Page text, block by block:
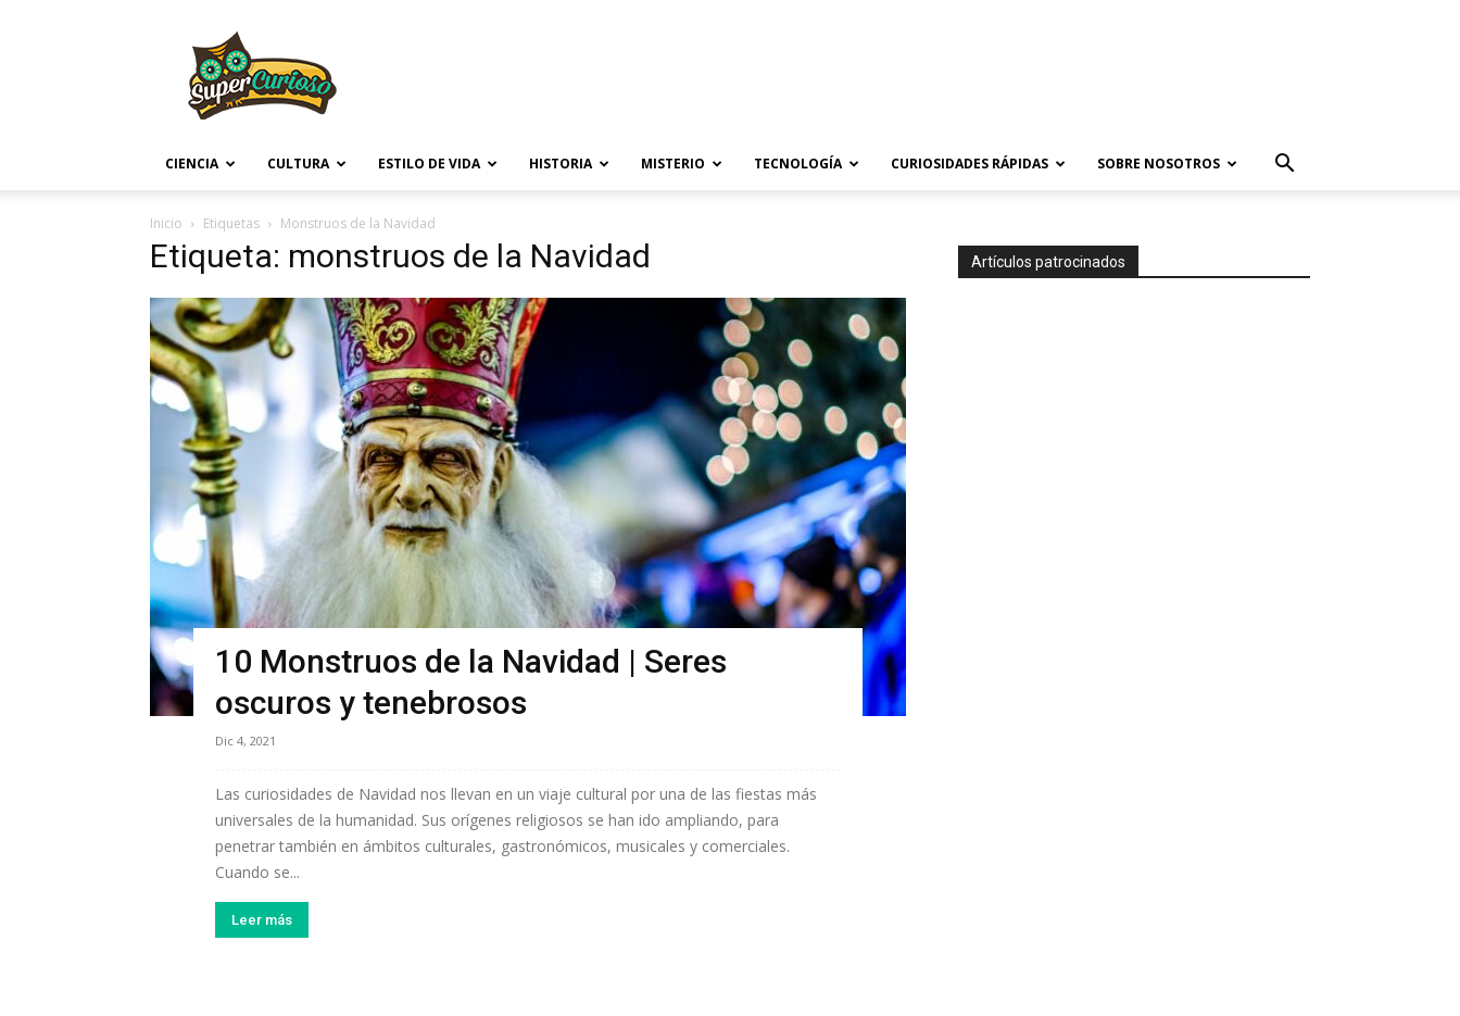
CIENCIA CULTURA ESTILO DE VIDA HISTORIA MISTERIO TECNOLOGÍA CURIOSIDADES RÁPIDAS SOBRE NOSOTROS
Inicio Etiquetas Monstruos de la Navidad
Etiqueta: monstruos de la Navidad
10 Monstruos de la Navidad | Seres
oscuros y tenebrosos
Dic 4, 2021
Las curiosidades de Navidad nos llevan en un viaje cultural por una de las fiestas más
universales de la humanidad. Sus orígenes religiosos se han ido ampliando, para
penetrar también en ámbitos culturales, gastronómicos, musicales y comerciales.
Cuando se...
Leer más
Artículos patrocinados